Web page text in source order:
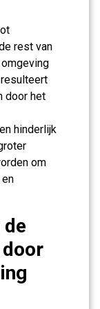
rest van
door het
hinderlijk
om